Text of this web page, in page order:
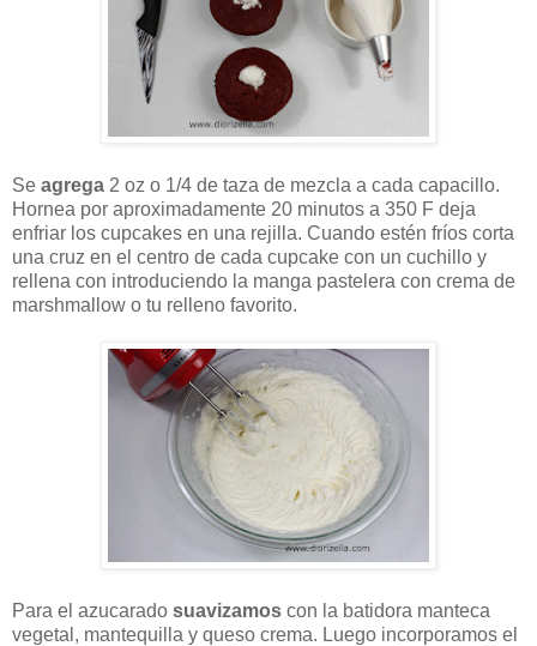
Se agrega 2 oz o 1/4 de taza de mezcla a cada capacillo.
Hornea por aproximadamente 20 minutos a 350 F deja
enfriar los cupcakes en una rejilla. Cuando estén fríos corta
una cruz en el centro de cada cupcake con un cuchillo y
rellena con introduciendo la manga pastelera con crema de
marshmallow o tu relleno favorito.
Para el azucarado suavizamos con la batidora manteca
vegetal, mantequilla y queso crema. Luego incorporamos el